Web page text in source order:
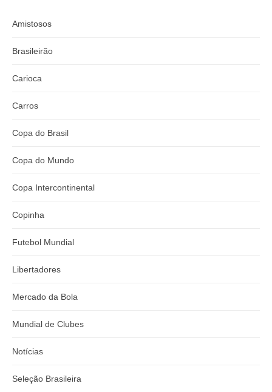
Amistosos
Brasileirão
Carioca
Carros
Copa do Brasil
Copa do Mundo
Copa Intercontinental
Copinha
Futebol Mundial
Libertadores
Mercado da Bola
Mundial de Clubes
Notícias
Seleção Brasileira